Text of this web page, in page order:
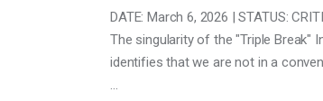
DATE: March 6, 2026 | STATUS:
The singularity of the "Triple Break"
identifies that we are not in a
…